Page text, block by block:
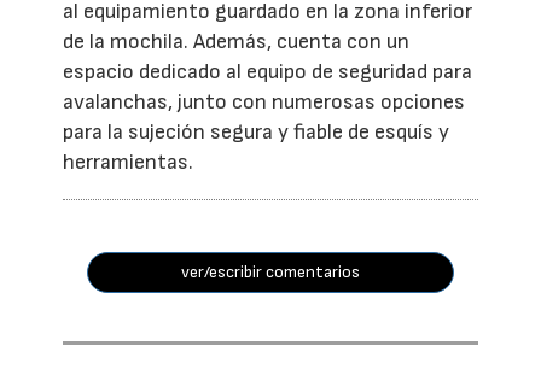
al equipamiento guardado en la zona inferior
de la mochila. Además, cuenta con un
espacio dedicado al equipo de seguridad para
avalanchas, junto con numerosas opciones
para la sujeción segura y fiable de esquís y
herramientas.
ver/escribir comentarios